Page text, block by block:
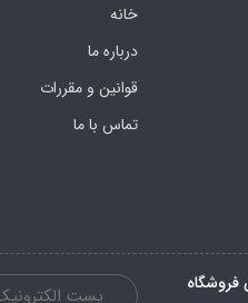
خانه
درباره ما
قوانین و مقررات
تماس با ما
فروشگاه